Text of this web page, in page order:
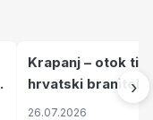
Krapanj – otok
hrvatski branitelji
pronalaze mir
26.07.2026
›